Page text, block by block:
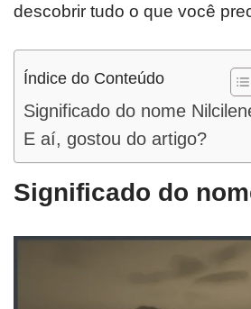
descobrir tudo o que você
Índice do Conteúdo
Significado do nome
E aí, gostou do artigo?
Significado do